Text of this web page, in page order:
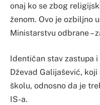
onaj ko se zbog
ženom. Ovo je ozbiljno
Ministarstvu odbrane –
Identičan stav zastupa
Dževad Galijašević,
školu, odnosno da je
IS-a.